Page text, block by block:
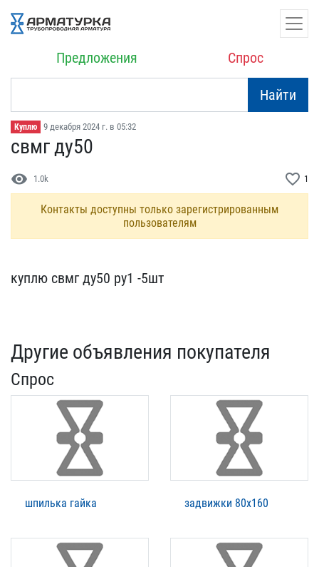
Предложения Спрос
Найти
Куплю 9 декабря 2024 г. в 05:32
свмг ду50
visibility 1.0k favorite_border 1
Контакты доступны только зарегистрированным
пользователям
куплю свмг ду50 ру1 -5шт
Другие объявления покупателя
Спрос
шпилька гайка задвижки 80х160